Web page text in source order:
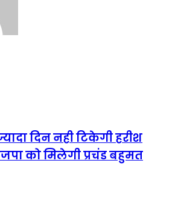
दिन नही टिकेगी हरीश
को मिलेगी प्रचंड बहुमत